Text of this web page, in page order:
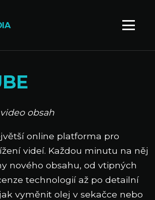
obsah
online platforma pro
videí. Každou minutu na něj
nového obsahu, od vtipných
technologií až po detailní
vyměnit olej v sekačce nebo